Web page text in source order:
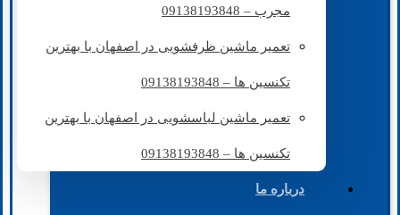
مجرب – 09138193848
تعمیر ماشین ظرفشویی در اصفهان با بهترین
تکنسین ها – 09138193848
تعمیر ماشین لباسشویی در اصفهان با بهترین
تکنسین ها – 09138193848
درباره ما